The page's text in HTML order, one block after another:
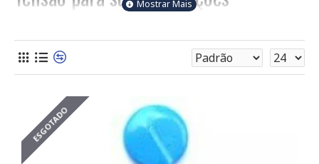
tensão (2KV) da Soldafria! Aqui você encontra componentes
ideais para projetos que exigem resistência a altas voltagens.
Compreenda as características essenciais antes de escolher o
Tipos de Montagem: SMD e PTH
SMD (Surface Mount Device):
soldados diretamente na superfície da placa de circuito
ESGOTADO